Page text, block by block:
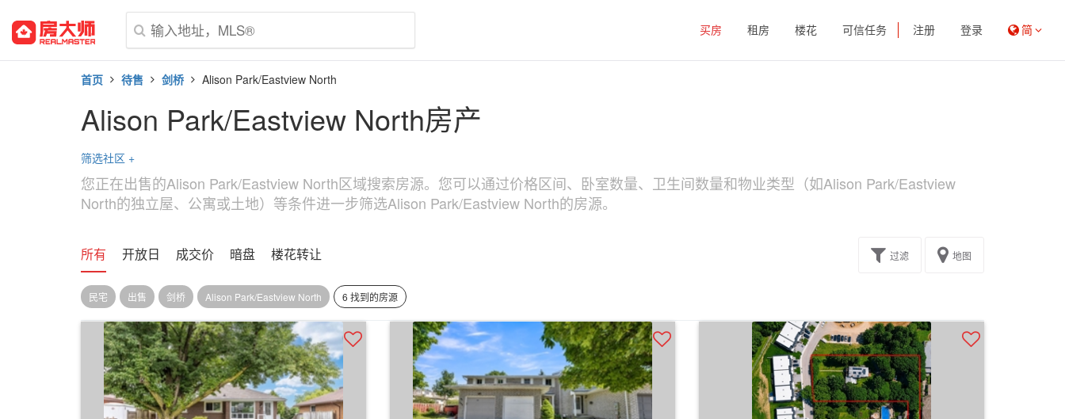
买房 租房 楼花 可信任务 注册 登录 简
首页 待售 剑桥 Alison Park/Eastview North
Alison Park/Eastview North房产
筛选社区 +
您正在出售的Alison Park/Eastview North区域搜索房源。您可以通过价格区间、卧室数量、卫生间数量和物业类型（如Alison Park/Eastview
North的独立屋、公寓或土地）等条件进一步筛选Alison Park/Eastview North的房源。
所有 开放日 成交价 暗盘 楼花转让 过滤 地图
民宅 出售 剑桥 Alison Park/Eastview North 6 找到的房源